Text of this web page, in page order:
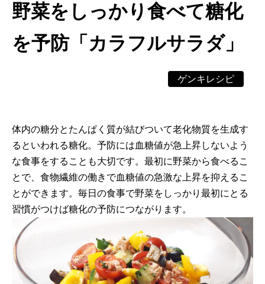
野菜をしっかり食べて糖化
を予防「カラフルサラダ」
ゲンキレシピ
体内の糖分とたんぱく質が結びついて老化物質を生成す
るといわれる糖化。予防には血糖値が急上昇しないよう
な食事をすることも大切です。最初に野菜から食べるこ
とで、食物繊維の働きで血糖値の急激な上昇を抑えるこ
とができます。毎日の食事で野菜をしっかり最初にとる
習慣がつけば糖化の予防につながります。